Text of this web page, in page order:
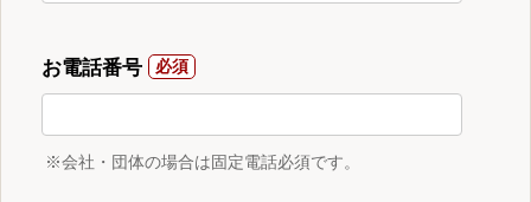
お電話番号
※会社・団体の場合は固定電話必須です。